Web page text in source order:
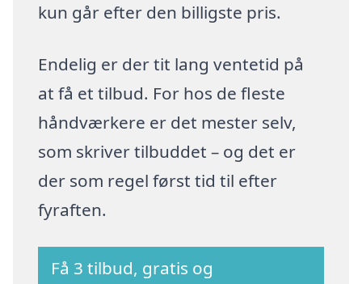
kun går efter den billigste pris.
Endelig er der tit lang ventetid på
at få et tilbud. For hos de fleste
håndværkere er det mester selv,
som skriver tilbuddet – og det er
der som regel først tid til efter
fyraften.
Få 3 tilbud, gratis og